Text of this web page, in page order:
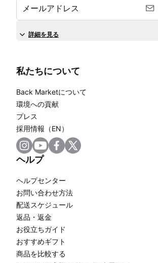
メールアドレス
詳細を見る
私たちについて
Back Marketについて
環境への貢献
プレス
採用情報（EN）
ヘルプ
ヘルプセンター
お問い合わせ方法
配送スケジュール
返品・返金
お役立ちガイド
おすすめギフト
商品を比較する